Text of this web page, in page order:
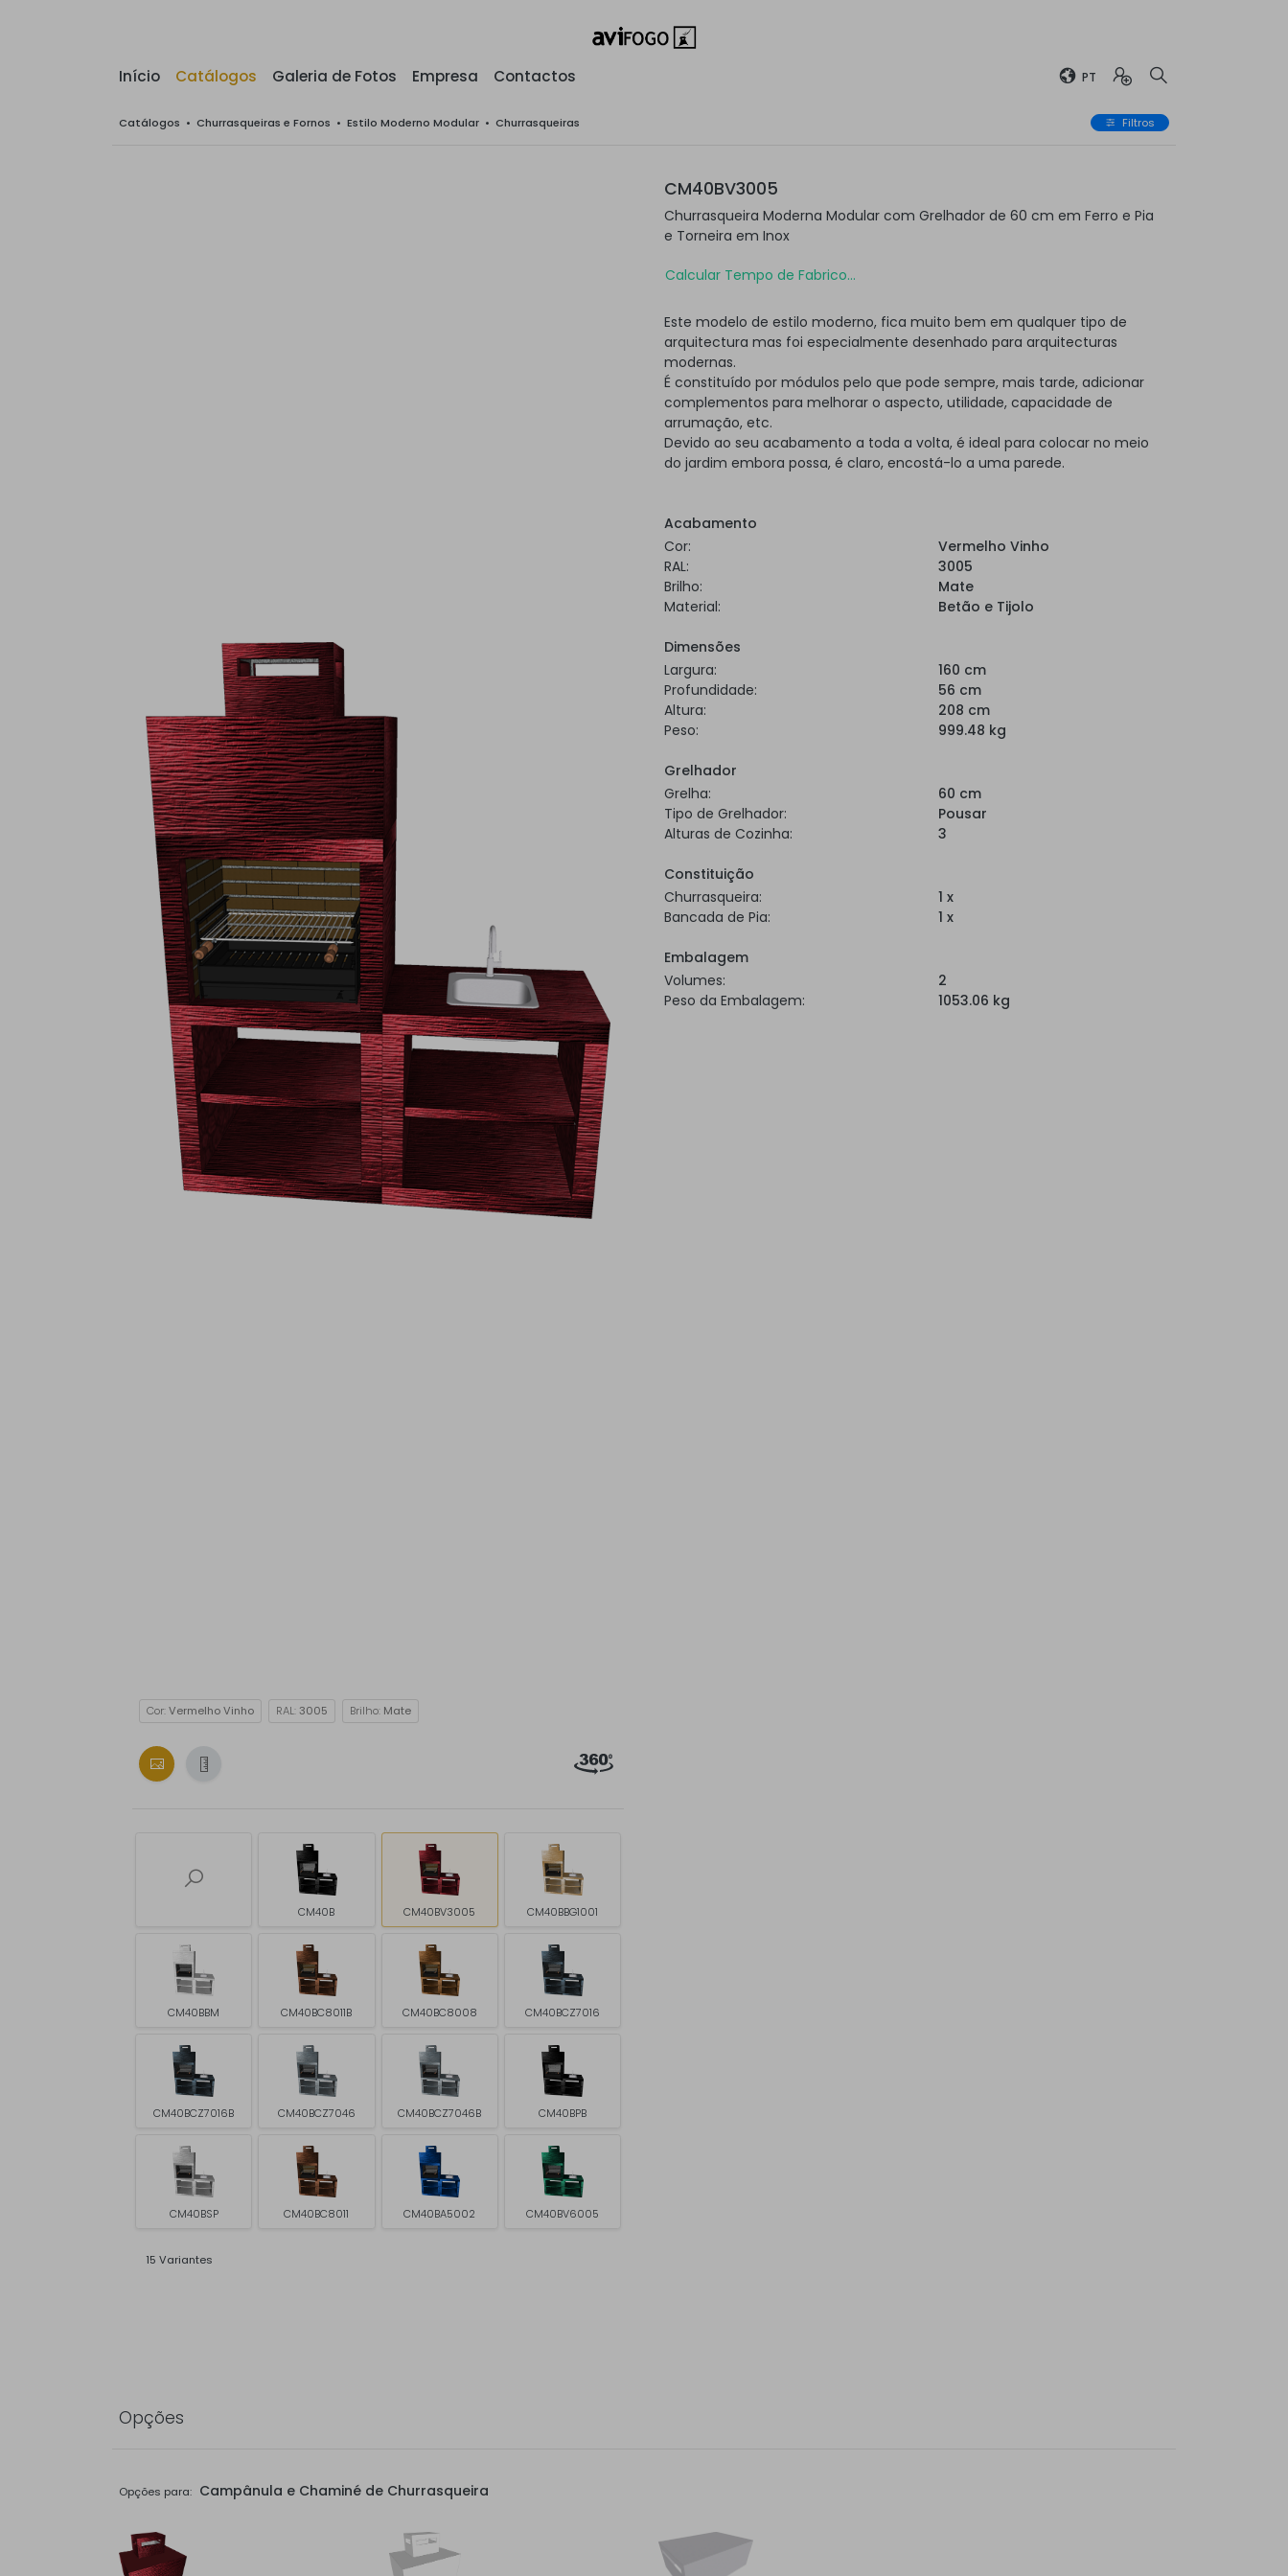
Início Catálogos Galeria de Fotos Empresa Contactos PT
Catálogos • Churrasqueiras e Fornos • Estilo Moderno Modular • Churrasqueiras Filtros
Cor:Vermelho Vinho RAL: 3005 Brilho: Mate
CM40B CM40BV3005 CM40BBG1001
CM40BBM CM40BC8011B CM40BC8008 CM40BCZ7016
CM40BCZ7016B CM40BCZ7046 CM40BCZ7046B CM40BPB
CM40BSP CM40BC8011 CM40BA5002 CM40BV6005
15 Variantes
CM40BV3005
Churrasqueira Moderna Modular com Grelhador de 60 cm em Ferro e Pia
e Torneira em Inox
Calcular Tempo de Fabrico...
Este modelo de estilo moderno, fica muito bem em qualquer tipo de
arquitectura mas foi especialmente desenhado para arquitecturas
modernas.
É constituído por módulos pelo que pode sempre, mais tarde, adicionar
complementos para melhorar o aspecto, utilidade, capacidade de
arrumação, etc.
Devido ao seu acabamento a toda a volta, é ideal para colocar no meio
do jardim embora possa, é claro, encostá-lo a uma parede.
Acabamento
Cor:
Vermelho Vinho
RAL:
3005
Brilho:
Mate
Material:
Betão e Tijolo
Dimensões
Largura:
160 cm
Profundidade:
56 cm
Altura:
208 cm
Peso:
999.48 kg
Grelhador
Grelha:
60 cm
Tipo de Grelhador:
Pousar
Alturas de Cozinha:
3
Constituição
Churrasqueira:
1 x
Bancada de Pia:
1 x
Embalagem
Volumes:
2
Peso da Embalagem:
1053.06 kg
Opções
Opções para: Campânula e Chaminé de Churrasqueira